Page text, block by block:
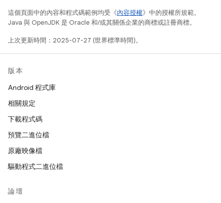
這個頁面中的內容和程式碼範例均受《內容授權》中的授權所規範。
Java 與 OpenJDK 是 Oracle 和/或其關係企業的商標或註冊商標。
上次更新時間：2025-07-27 (世界標準時間)。
版本
Android 程式庫
相關規定
下載程式碼
預覽二進位檔
原廠映像檔
驅動程式二進位檔
論壇